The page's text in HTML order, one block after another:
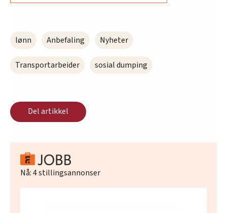
lønn Anbefaling Nyheter
Transportarbeider sosial dumping
Del artikkel
Nå:4stillingsannonser